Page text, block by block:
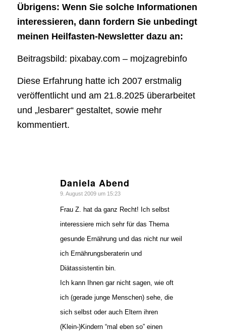
Übrigens: Wenn Sie solche Informationen
interessieren, dann fordern Sie unbedingt
meinen Heilfasten-Newsletter dazu an:
Beitragsbild: pixabay.com – mojzagrebinfo
Diese Erfahrung hatte ich 2007 erstmalig
veröffentlicht und am 21.8.2025 überarbeitet
und „lesbarer“ gestaltet, sowie mehr
kommentiert.
Daniela Abend
sagte:
9. August 2009 um 15:23
Frau Z. hat da ganz Recht! Ich selbst
interessiere mich sehr für das Thema
gesunde Ernährung und das nicht nur weil
ich Ernährungsberaterin und
Diätassistentin bin.
Ich kann Ihnen gar nicht sagen, wie oft
ich (gerade junge Menschen) sehe, die
sich selbst oder auch Eltern ihren
(Klein-)Kindern “mal eben so” einen